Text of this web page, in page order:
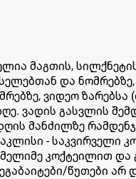
მაგთის,
და
ვიდეო
ვადის გასვლის
მანძილზე
- საკვირველი
კოქტეილით და
წუთები